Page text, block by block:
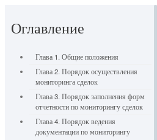
Оглавление
Глава 1. Общие положения
Глава 2. Порядок осуществления
мониторинга сделок
Глава 3. Порядок заполнения форм
отчетности по мониторингу сделок
Глава 4. Порядок ведения
документации по мониторингу